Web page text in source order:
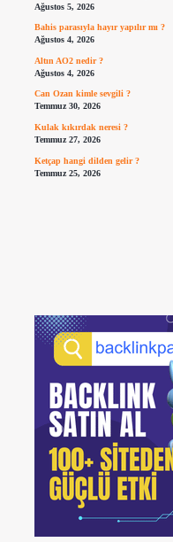
Ağustos 5, 2026
Bahis parasıyla hayır yapılır mı ?
Ağustos 4, 2026
Altın AO2 nedir ?
Ağustos 4, 2026
Can Ozan kimle sevgili ?
Temmuz 30, 2026
Kulak kıkırdak neresi ?
Temmuz 27, 2026
Ketçap hangi dilden gelir ?
Temmuz 25, 2026